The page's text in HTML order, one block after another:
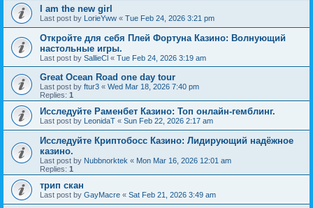
I am the new girl
Last post by LorieYww « Tue Feb 24, 2026 3:21 pm
Откройте для себя Плей Фортуна Казино: Волнующий
настольные игры.
Last post by SallieCl « Tue Feb 24, 2026 3:19 am
Great Ocean Road one day tour
Last post by ftur3 « Wed Mar 18, 2026 7:40 pm
Replies: 1
Исследуйте Раменбет Казино: Топ онлайн-гемблинг.
Last post by LeonidaT « Sun Feb 22, 2026 2:17 am
Исследуйте Криптобосс Казино: Лидирующий надёжное
казино.
Last post by Nubbnorktek « Mon Mar 16, 2026 12:01 am
Replies: 1
трип скан
Last post by GayMacre « Sat Feb 21, 2026 3:49 am